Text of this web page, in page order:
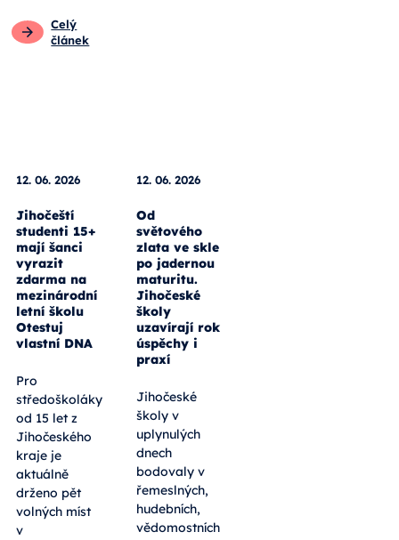
Celý
článek
12. 06. 2026
Jihočeští
studenti 15+
mají šanci
vyrazit
zdarma na
mezinárodní
letní školu
Otestuj
vlastní DNA
Pro
středoškoláky
od 15 let z
Jihočeského
kraje je
aktuálně
drženo pět
volných míst
v
12. 06. 2026
Od
světového
zlata ve skle
po jadernou
maturitu.
Jihočeské
školy
uzavírají rok
úspěchy i
praxí
Jihočeské
školy v
uplynulých
dnech
bodovaly v
řemeslných,
hudebních,
vědomostních